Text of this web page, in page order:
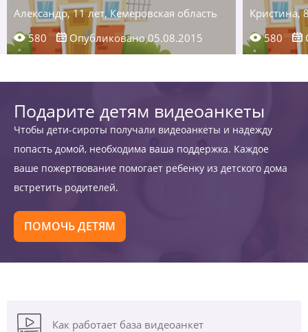
Александр, 11 лет, Кемеровская область
580
Опубликовано 05.08.2015
Кристина,
580
Подарите детям видеоанкеты
Чтобы дети-сироты получали видеоанкеты и надежду
попасть домой, необходима ваша поддержка. Каждое
ваше пожертвование помогает ребенку из детского дома
встретить родителей.
ПОМОЧЬ ДЕТЯМ
Как работает база видеоанкет